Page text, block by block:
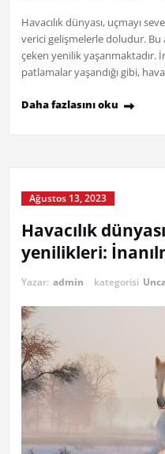
Havacılık dünyası, uçmayı
verici gelişmelerle doludur.
çeken yenilik yaşanmaktadır.
patlamalar yaşandığı gibi,
Daha fazlasını oku
Ağustos 13, 2023
Havacılık
yenilikleri:
Yazar: admin kategorisi